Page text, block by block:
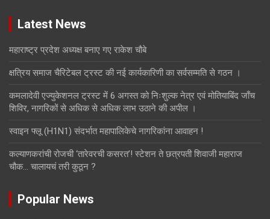
Latest News
महाराष्ट्र प्रदेश अध्यक्ष बनाए गए राकेश चौबे
क्षत्रिय समाज चैरिटेबल ट्रस्ट की नई कार्यकारिणी का सर्वसम्मति से गठन ।
कमलादेवी एज्युकेशनल ट्रस्ट में 6 अगस्त को निःशुल्क नेत्र एवं मोतियाबिंद जाँच
शिविर, नागरिकों से अधिक से अधिक लाभ उठाने की अपील ।
स्वाइन फ्लू (H1N1) संदर्भात महापालिकेचे नागरिकांना आवाहन !
कल्याणकरांची रोजची ‘तारेवरची कसरत’! स्टेशन ते छत्रपती शिवाजी महाराज
चौक… चालायचं तरी कुठून ?
Popular News